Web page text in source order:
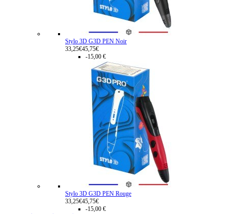
Stylo 3D G3D PEN Noir
33,25€45,75€
-15,00 €
Stylo 3D G3D PEN Rouge
33,25€45,75€
-15,00 €